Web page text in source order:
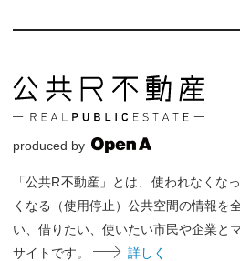
produced by
「公共R不動産」とは、使われなくな
くなる（使用停止）公共空間の情報を
い、借りたい、使いたい市民や企業と
サイトです。
詳しく